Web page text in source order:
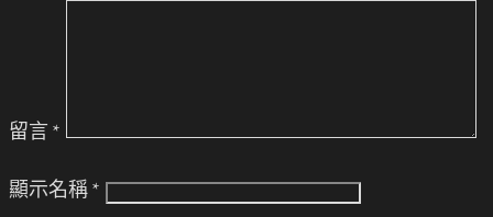
留言 *
顯示名稱 *